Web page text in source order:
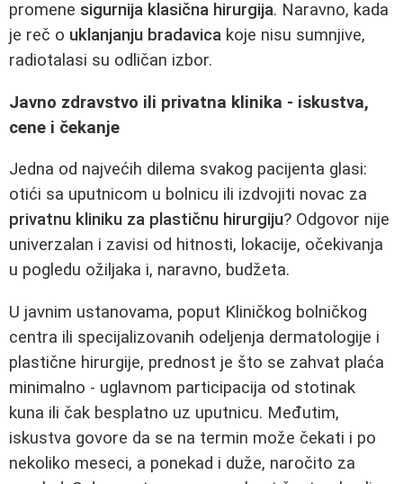
promene sigurnija klasična hirurgija. Naravno, kada
je reč o uklanjanju bradavica koje nisu sumnjive,
radiotalasi su odličan izbor.
Javno zdravstvo ili privatna klinika - iskustva,
cene i čekanje
Jedna od najvećih dilema svakog pacijenta glasi:
otići sa uputnicom u bolnicu ili izdvojiti novac za
privatnu kliniku za plastičnu hirurgiju? Odgovor nije
univerzalan i zavisi od hitnosti, lokacije, očekivanja
u pogledu ožiljaka i, naravno, budžeta.
U javnim ustanovama, poput Kliničkog bolničkog
centra ili specijalizovanih odeljenja dermatologije i
plastične hirurgije, prednost je što se zahvat plaća
minimalno - uglavnom participacija od stotinak
kuna ili čak besplatno uz uputnicu. Međutim,
iskustva govore da se na termin može čekati i po
nekoliko meseci, a ponekad i duže, naročito za